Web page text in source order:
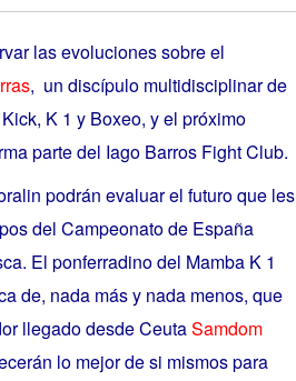
las evoluciones sobre el
, un discípulo multidisciplinar de
K 1 y Boxeo, y el próximo
parte del Iago Barros Fight Club.
podrán evaluar el futuro que les
del Campeonato de España
El ponferradino del Mamba K 1
de, nada más y nada menos, que
llegado desde CeutaSamdom
lo mejor de si mismos para